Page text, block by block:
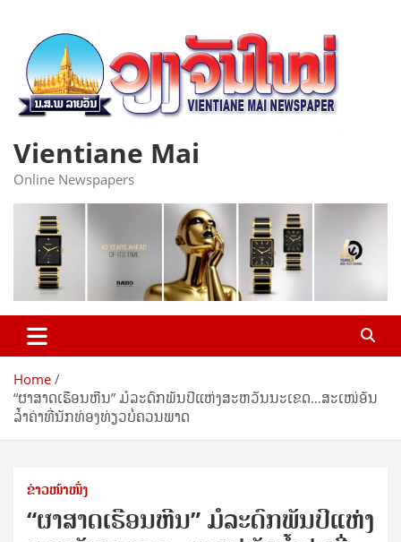
content
Vientiane Mai
Online Newspapers
Home
“ຜາສາດເຮືອນຫີນ” ມໍລະດົກພັນປີແຫ່ງສະຫວັນນະເຂດ…ສະເໜ່ອັນ
ລໍ້າຄ່າທີ່ນັກທ່ອງທ່ຽວບໍ່ຄວນພາດ
ຂ່າວໜ້າໜຶ່ງ
“ຜາສາດເຮືອນຫີນ” ມໍລະດົກພັນປີແຫ່ງ